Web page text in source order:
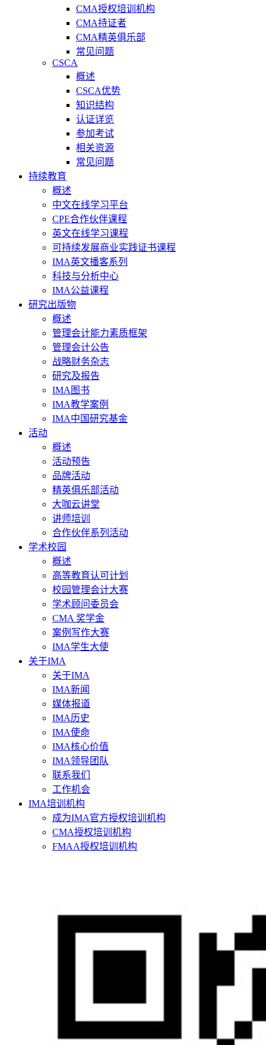
CMA授权培训机构
CMA持证者
CMA精英俱乐部
常见问题
CSCA
概述
CSCA优势
知识结构
认证详览
参加考试
相关资源
常见问题
持续教育
概述
中文在线学习平台
CPE合作伙伴课程
英文在线学习课程
可持续发展商业实践证书课程
IMA英文播客系列
科技与分析中心
IMA公益课程
研究出版物
概述
管理会计能力素质框架
管理会计公告
战略财务杂志
研究及报告
IMA图书
IMA教学案例
IMA中国研究基金
活动
概述
活动预告
品牌活动
精英俱乐部活动
大咖云讲堂
讲师培训
合作伙伴系列活动
学术校园
概述
高等教育认可计划
校园管理会计大赛
学术顾问委员会
CMA 奖学金
案例写作大赛
IMA学生大使
关于IMA
关于IMA
IMA新闻
媒体报道
IMA历史
IMA使命
IMA核心价值
IMA领导团队
联系我们
工作机会
IMA培训机构
成为IMA官方授权培训机构
CMA授权培训机构
FMAA授权培训机构